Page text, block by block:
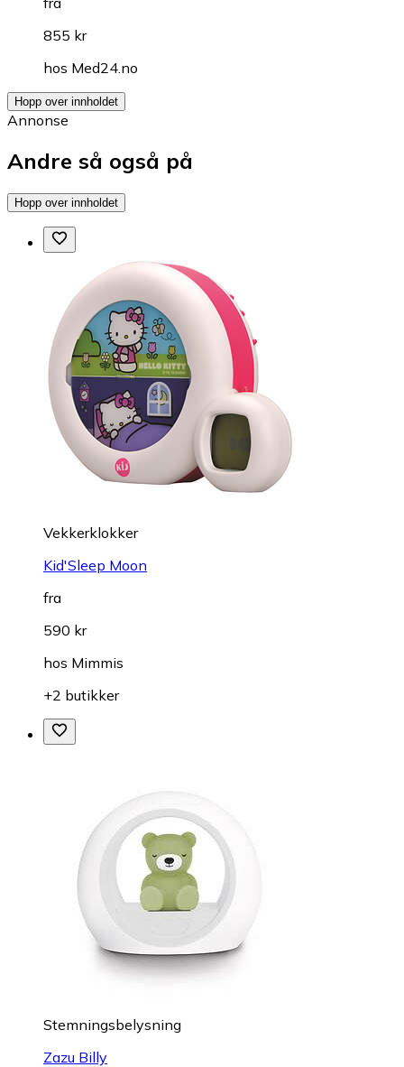
855 kr
hos Med24.no
Hopp over innholdet
Annonse
Andre så også på
Hopp over innholdet
Vekkerklokker
Kid'Sleep Moon
fra
590 kr
hos Mimmis
+2 butikker
Stemningsbelysning
Zazu Billy